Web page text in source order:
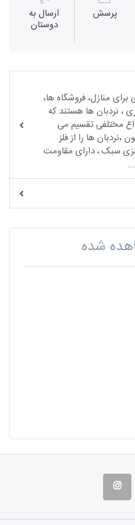
پرسش ارسال به
دوستان
برای منازل، فروشگاه ها،
، نردبان ها هستند.که
مختلفی تقسیم می
ها را از فلز
سبک ، دارای مقاومت
شده